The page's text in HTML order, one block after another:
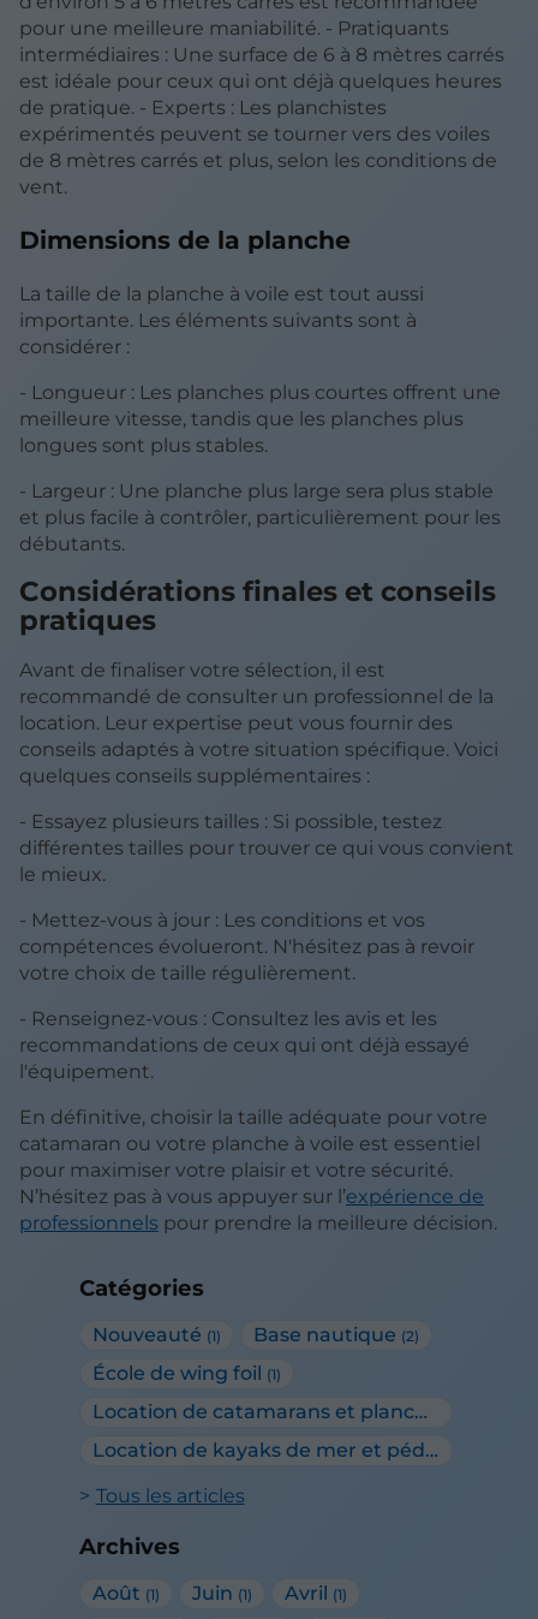
Catégories
Nouveauté (1) Base nautique (2)
École de wing foil (1)
Location de catamarans et planches à voile
Location de kayaks de mer et pédalos
Tous les articles
Archives
Août (1) Juin (1) Avril (1)
pour une meilleure maniabilité. - Pratiquants
intermédiaires : Une surface de 6 à 8 mètres carrés
est idéale pour ceux qui ont déjà quelques heures
de pratique. - Experts : Les planchistes
expérimentés peuvent se tourner vers des voiles
de 8 mètres carrés et plus, selon les conditions de
vent.
Dimensions de la planche
La taille de la planche à voile est tout aussi
importante. Les éléments suivants sont à
considérer :
- Longueur : Les planches plus courtes offrent une
meilleure vitesse, tandis que les planches plus
longues sont plus stables.
- Largeur : Une planche plus large sera plus stable
et plus facile à contrôler, particulièrement pour les
débutants.
Considérations finales et conseils
pratiques
Avant de finaliser votre sélection, il est
recommandé de consulter un professionnel de la
location. Leur expertise peut vous fournir des
conseils adaptés à votre situation spécifique. Voici
quelques conseils supplémentaires :
- Essayez plusieurs tailles : Si possible, testez
différentes tailles pour trouver ce qui vous convient
le mieux.
- Mettez-vous à jour : Les conditions et vos
compétences évolueront. N'hésitez pas à revoir
votre choix de taille régulièrement.
- Renseignez-vous : Consultez les avis et les
recommandations de ceux qui ont déjà essayé
l'équipement.
En définitive, choisir la taille adéquate pour votre
catamaran ou votre planche à voile est essentiel
pour maximiser votre plaisir et votre sécurité.
N’hésitez pas à vous appuyer sur l’expérience de
professionnels pour prendre la meilleure décision.